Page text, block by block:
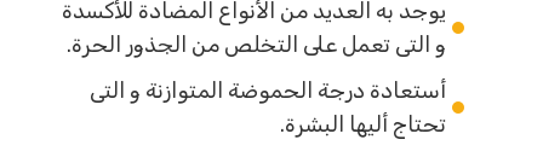
يوجد به العديد من الأنواع المضادة للأكسدة
و التى تعمل على التخلص من الجذور الحرة.
أستعادة درجة الحموضة المتوازنة و التى
تحتاج أليها البشرة.